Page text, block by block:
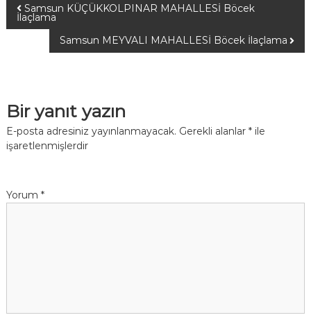
Samsun KÜÇÜKKOLPINAR MAHALLESİ Böcek
İlaçlama
Samsun MEYVALI MAHALLESİ Böcek İlaçlama
Bir yanıt yazın
E-posta adresiniz yayınlanmayacak. Gerekli alanlar *ile
işaretlenmişlerdir
Yorum *